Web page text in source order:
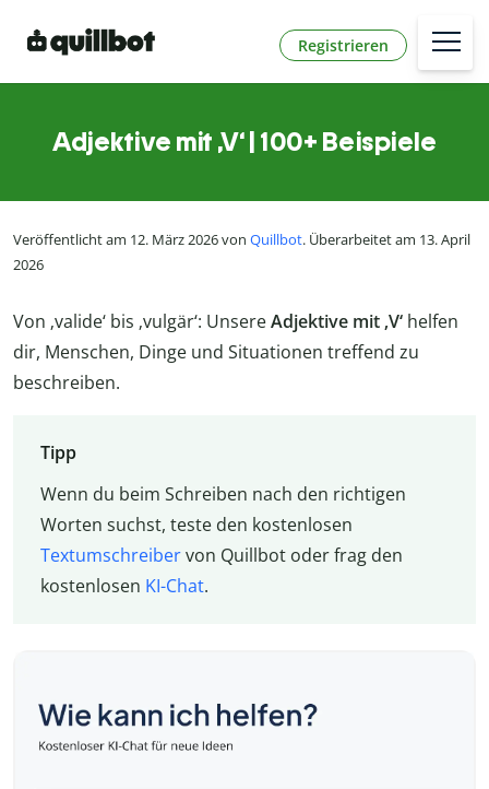
Registrieren
Adjektive mit ‚V‘ | 100+ Beispiele
Veröffentlicht am 12. März 2026 von Quillbot. Überarbeitet am 13. April
2026
Von ‚valide‘ bis ‚vulgär‘: UnsereAdjektive mit ‚V‘ helfen
dir, Menschen, Dinge und Situationen treffend zu
beschreiben.
Tipp
Wenn du beim Schreiben nach den richtigen
Worten suchst, teste den kostenlosen
Textumschreibervon Quillbot oder frag den
kostenlosen KI-Chat.